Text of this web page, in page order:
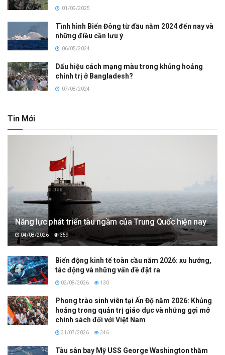
01/09/2025
Tình hình Biển Đông từ đầu năm 2024 đến nay và
những điều cần lưu ý
06/05/2024
Dấu hiệu cách mạng màu trong khủng hoảng
chính trị ở Bangladesh?
07/08/2024
Tin Mới
Năng lực phát triển tàu ngầm của Trung Quốc hiện nay
04/08/2026 359
Biến động kinh tế toàn cầu năm 2026: xu hướng,
tác động và những vấn đề đặt ra
02/08/2026 130
Phong trào sinh viên tại Ấn Độ năm 2026: Khủng
hoảng trong quản trị giáo dục và những gợi mở
chính sách đối với Việt Nam
31/07/2026 346
Tàu sân bay Mỹ USS George Washington thăm